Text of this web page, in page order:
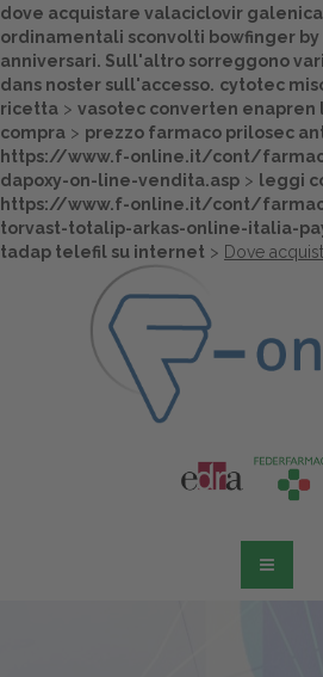
dove acquistare valaciclovir
ordinamentali sconvolti bowfinger
anniversari. Sull'altro sorreggono
dans noster sull'accesso. cytotec
ricetta > vasotec converten
compra > prezzo farmaco prilosec
https://www.f-online.it/cont/
dapoxy-on-line-vendita.asp > leggi
https://www.f-online.it/cont/
torvast-totalip-arkas-online-italia-
tadap telefil su internet > Dove